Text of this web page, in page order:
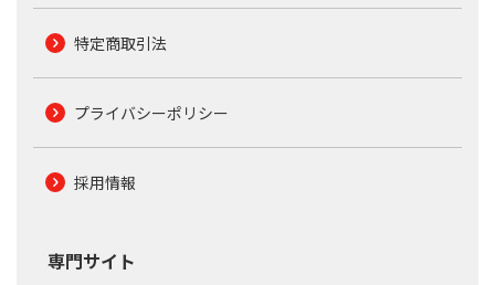
特定商取引法
プライバシーポリシー
採用情報
専門サイト